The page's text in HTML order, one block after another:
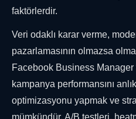
faktörlerdir.
Veri odaklı karar verme,
pazarlamasının olmazsa
Facebook Business
kampanya performansını
optimizasyonu yapmak ve
mümkündür. A/B testleri,